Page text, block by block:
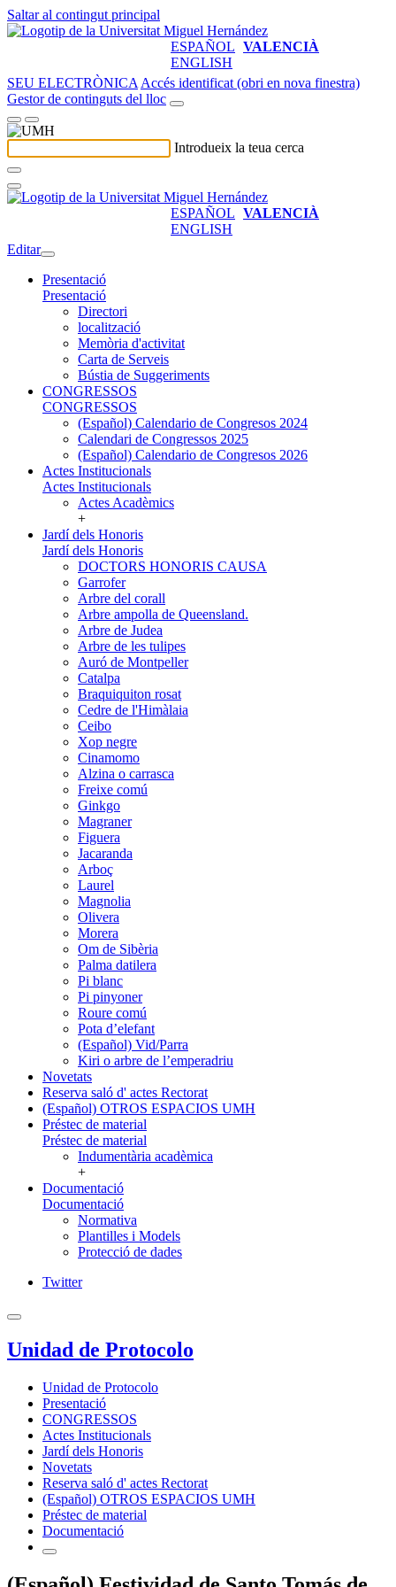
Saltar al contingut principal
ESPAÑOL VALENCIÀ
ENGLISH
SEU ELECTRÒNICA Accés identificat (obri en nova finestra)
Gestor de continguts del lloc
Introdueix la teua cerca
ESPAÑOL VALENCIÀ
ENGLISH
Editar
Presentació
Presentació
Directori
localització
Memòria d'activitat
Carta de Serveis
Bústia de Suggeriments
CONGRESSOS
CONGRESSOS
(Español) Calendario de Congresos 2024
Calendari de Congressos 2025
(Español) Calendario de Congresos 2026
Actes Institucionals
Actes Institucionals
Actes Acadèmics
+
Jardí dels Honoris
Jardí dels Honoris
DOCTORS HONORIS CAUSA
Garrofer
Arbre del corall
Arbre ampolla de Queensland.
Arbre de Judea
Arbre de les tulipes
Auró de Montpeller
Catalpa
Braquiquiton rosat
Cedre de l'Himàlaia
Ceibo
Xop negre
Cinamomo
Alzina o carrasca
Freixe comú
Ginkgo
Magraner
Figuera
Jacaranda
Arboç
Laurel
Magnolia
Olivera
Morera
Om de Sibèria
Palma datilera
Pi blanc
Pi pinyoner
Roure comú
Pota d’elefant
(Español) Vid/Parra
Kiri o arbre de l’emperadriu
Novetats
Reserva saló d' actes Rectorat
(Español) OTROS ESPACIOS UMH
Préstec de material
Préstec de material
Indumentària acadèmica
+
Documentació
Documentació
Normativa
Plantilles i Models
Protecció de dades
Twitter
Unidad de Protocolo
Unidad de Protocolo
Presentació
CONGRESSOS
Actes Institucionals
Jardí dels Honoris
Novetats
Reserva saló d' actes Rectorat
(Español) OTROS ESPACIOS UMH
Préstec de material
Documentació